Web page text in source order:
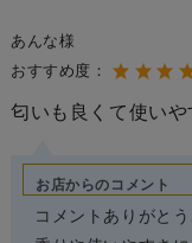
あんな様
おすすめ度：
匂いも良くて使いや
お店からのコメント
コメントありがとう